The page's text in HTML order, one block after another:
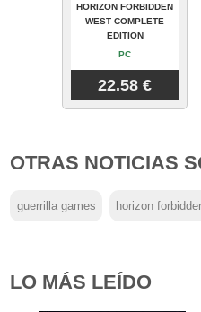
HORIZON FORBIDDEN
WEST COMPLETE
EDITION
PC
22.58 €
OTRAS NOTICIAS
guerrilla games horizon
LO MÁS LEÍDO